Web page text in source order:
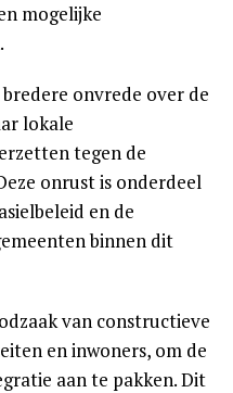
mogelijke
onvrede over de
lokale
tegen de
onrust is onderdeel
en de
binnen dit
van constructieve
en inwoners, om de
aan te pakken. Dit